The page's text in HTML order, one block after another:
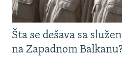
Šta se dešava sa
na Zapadnom